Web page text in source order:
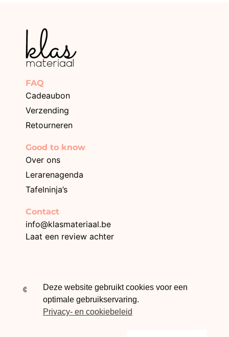
FAQ
Cadeaubon
Verzending
Retourneren
Good to know
Over ons
Lerarenagenda
Tafelninja’s
Contact
info@klasmateriaal.be
Laat een review achter
© 2026 Klasmateriaal – Webdesign The Online Builders
Deze website gebruikt cookies voor een
optimale gebruikservaring.
Privacy- en cookiebeleid